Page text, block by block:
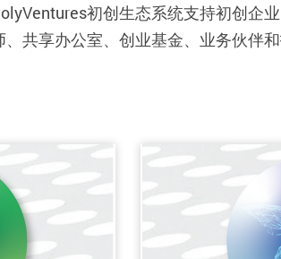
初创生态系统支持初创企
共享办公室、创业基金、业务伙伴